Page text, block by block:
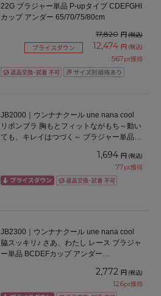
22G ブラジャー単品 P-upタイプ CDEFGHI
カップ アンダー 65/70/75/80cm
17,820 円(税込)
プライスダウン 12,474 円 (税込)
567pt獲得
JB2000｜ウンナナクール une nana cool
リボンブラ 胸もとフィットながもち～動い
ても、キレイはつづく～ ブラジャー単品
1,694 円 (税込)
77pt獲得
JB2300｜ウンナナクール une nana cool
脇スッキリ♪ さあ、わたし レース ブラジャ
ー単品 BCDEFカップ アンダー
2,772 円 (税込)
126pt獲得